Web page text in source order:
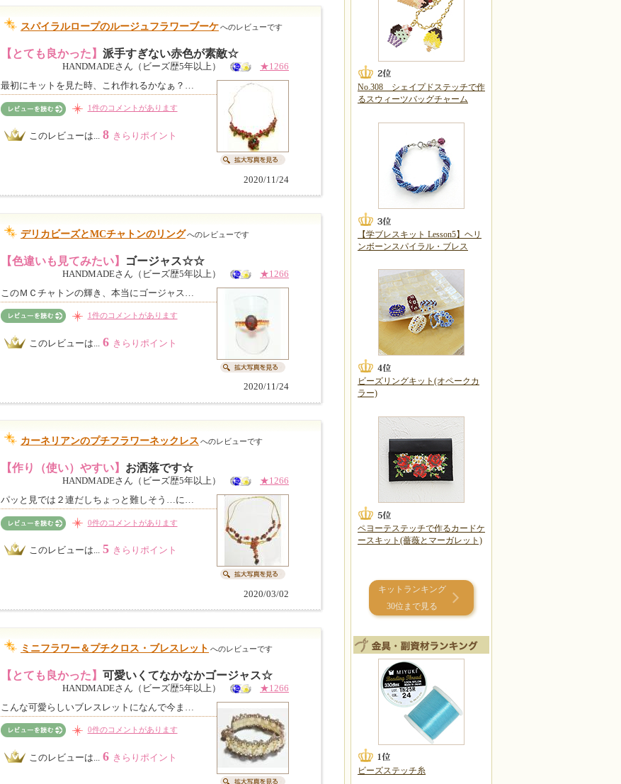
スパイラルロープのルージュフラワーブーケへのレビューです
【とても良かった】 派手すぎない赤色が素敵☆
HANDMADEさん（ビーズ歴5年以上）
★1266
最初にキットを見た時、これ作れるかなぁ？…
1件のコメントがあります
このレビューは... 8 きらりポイント
2020/11/24
デリカビーズとMCチャトンのリングへのレビューです
【色違いも見てみたい】 ゴージャス☆☆
HANDMADEさん（ビーズ歴5年以上）
★1266
このＭＣチャトンの輝き、本当にゴージャス…
1件のコメントがあります
このレビューは... 6 きらりポイント
2020/11/24
カーネリアンのプチフラワーネックレス へのレビューです
【作り（使い）やすい】 お洒落です☆
HANDMADEさん（ビーズ歴5年以上）
★1266
パッと見では２連だしちょっと難しそう…に…
0件のコメントがあります
このレビューは... 5 きらりポイント
2020/03/02
ミニフラワー＆プチクロス・ブレスレット へのレビューです
【とても良かった】 可愛いくてなかなかゴージャス☆
HANDMADEさん（ビーズ歴5年以上）
★1266
こんな可愛らしいブレスレットになんで今ま…
0件のコメントがあります
このレビューは... 6 きらりポイント
No.308 シェイプドステッチで作
るスウィーツバッグチャーム
【学ブレスキット Lesson5】ヘリ
ンボーンスパイラル・ブレス
ビーズリングキット(オペークカ
ラー)
ペヨーテステッチで作るカードケ
ースキット(薔薇とマーガレット)
キットランキング
30位まで見る
ビーズステッチ糸